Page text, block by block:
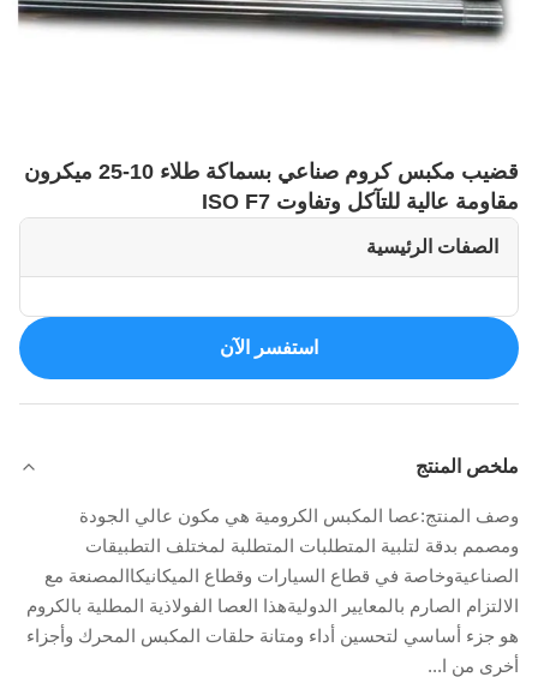
قضيب مكبس كروم صناعي بسماكة طلاء 10-25 ميكرون
مقاومة عالية للتآكل وتفاوت ISO F7
الصفات الرئيسية
استفسر الآن
ملخص المنتج
وصف المنتج:عصا المكبس الكرومية هي مكون عالي الجودة
ومصمم بدقة لتلبية المتطلبات المتطلبة لمختلف التطبيقات
الصناعيةوخاصة في قطاع السيارات وقطاع الميكانيكاالمصنعة مع
الالتزام الصارم بالمعايير الدوليةهذا العصا الفولاذية المطلية بالكروم
هو جزء أساسي لتحسين أداء ومتانة حلقات المكبس المحرك وأجزاء
أخرى من ا...